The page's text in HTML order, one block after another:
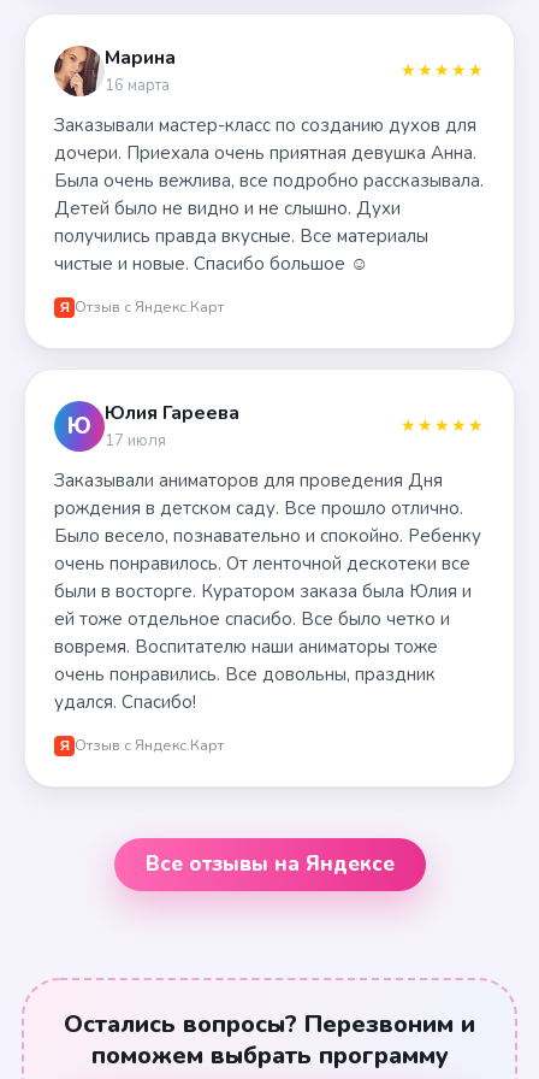
Марина
16 марта
★★★★★
Заказывали мастер-класс по созданию духов для
дочери. Приехала очень приятная девушка Анна.
Была очень вежлива, все подробно рассказывала.
Детей было не видно и не слышно. Духи
получились правда вкусные. Все материалы
чистые и новые. Спасибо большое ☺️
Я Отзыв с Яндекс.Карт
Ю Юлия Гареева
17 июля
★★★★★
Заказывали аниматоров для проведения Дня
рождения в детском саду. Все прошло отлично.
Было весело, познавательно и спокойно. Ребенку
очень понравилось. От ленточной дескотеки все
были в восторге. Куратором заказа была Юлия и
ей тоже отдельное спасибо. Все было четко и
вовремя. Воспитателю наши аниматоры тоже
очень понравились. Все довольны, праздник
удался. Спасибо!
Я Отзыв с Яндекс.Карт
Все отзывы на Яндексе
Остались вопросы? Перезвоним и
поможем выбрать программу